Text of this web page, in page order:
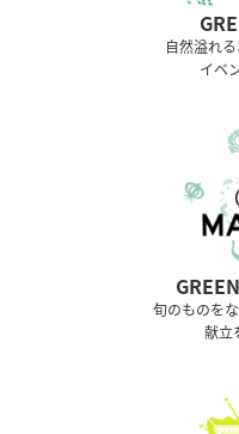
⾃然溢れ
イベ
旬のものを
献立